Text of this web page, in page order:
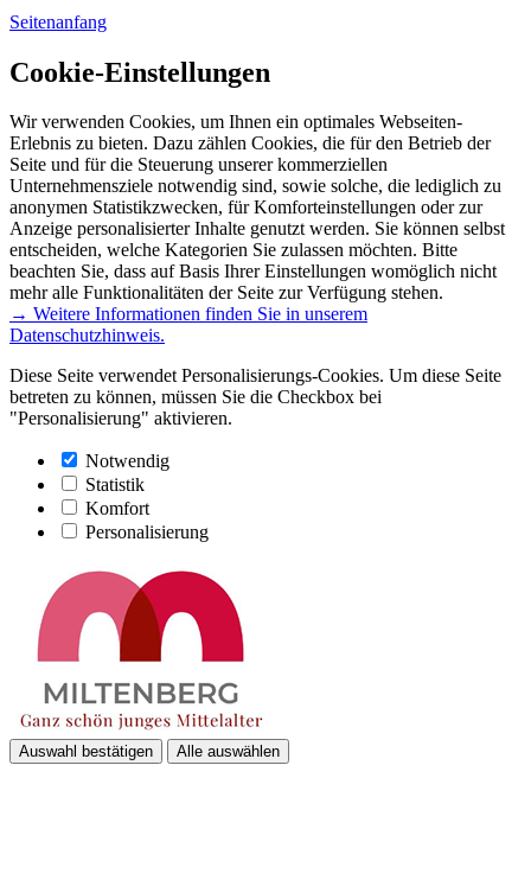
Seitenanfang
Cookie-Einstellungen
Wir verwenden Cookies, um Ihnen ein optimales Webseiten-
Erlebnis zu bieten. Dazu zählen Cookies, die für den Betrieb der
Seite und für die Steuerung unserer kommerziellen
Unternehmensziele notwendig sind, sowie solche, die lediglich zu
anonymen Statistikzwecken, für Komforteinstellungen oder zur
Anzeige personalisierter Inhalte genutzt werden. Sie können selbst
entscheiden, welche Kategorien Sie zulassen möchten. Bitte
beachten Sie, dass auf Basis Ihrer Einstellungen womöglich nicht
mehr alle Funktionalitäten der Seite zur Verfügung stehen.
→ Weitere Informationen finden Sie in unserem
Datenschutzhinweis.
Diese Seite verwendet Personalisierungs-Cookies. Um diese Seite
betreten zu können, müssen Sie die Checkbox bei
"Personalisierung" aktivieren.
Notwendig
Statistik
Komfort
Personalisierung
Auswahl bestätigen Alle auswählen